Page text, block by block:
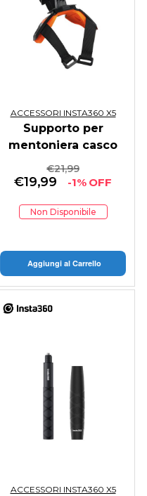
ACCESSORI INSTA360 X5
Supporto per
mentoniera casco
€21,99
€19,99 -1% OFF
Non Disponibile
Aggiungi al Carrello
ACCESSORI INSTA360 X5